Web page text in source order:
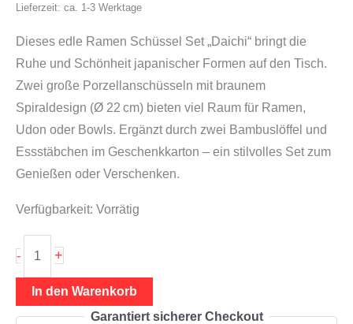
Lieferzeit: ca. 1-3 Werktage
Dieses edle Ramen Schüssel Set „Daichi“ bringt die
Ruhe und Schönheit japanischer Formen auf den Tisch.
Zwei große Porzellanschüsseln mit braunem
Spiraldesign (Ø 22 cm) bieten viel Raum für Ramen,
Udon oder Bowls. Ergänzt durch zwei Bambuslöffel und
Essstäbchen im Geschenkkarton – ein stilvolles Set zum
Genießen oder Verschenken.
Verfügbarkeit: Vorrätig
-
Ramen
Schüssel
"Daichi"
+
In den Warenkorb
Garantiert sicherer Checkout